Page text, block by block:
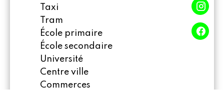
Taxi
Tram
École primaire
École secondaire
Université
Centre ville
Commerces